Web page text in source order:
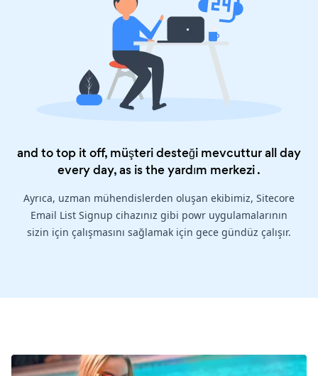
and to top it off, müşteri desteği mevcuttur all day
every day, as is theyardım merkezi.
Ayrıca, uzman mühendislerden oluşan ekibimiz, Sitecore
Email List Signup cihazınız gibi powr uygulamalarının
sizin için çalışmasını sağlamak için gece gündüz çalışır.